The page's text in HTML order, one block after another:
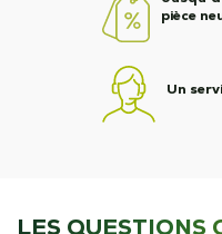
pièce
Un
LES QUESTIONS